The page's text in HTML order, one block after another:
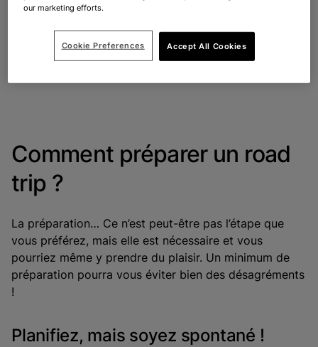
Prenez une carte au cas où votre GPS tombe en panne. Très
Comment préparer un road
trip ?
La préparation… Ce n’est peut-être pas l’étape que
vous préférez, mais elle est nécessaire et vous
pourriez même y prendre du plaisir. Un minimum de
préparation pourra vous éviter bien des désagréments
!
Planifiez, mais soyez spontané !
our marketing efforts.
Accept All Cookies
Cookie Preferences